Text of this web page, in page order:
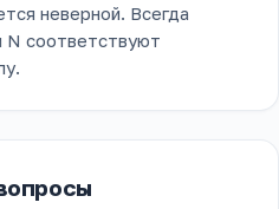
неверной. Всегда
N соответствуют